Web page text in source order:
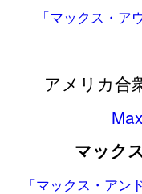
「マックス・ア
アメリカ合
Max
マックス
「マックス・アン